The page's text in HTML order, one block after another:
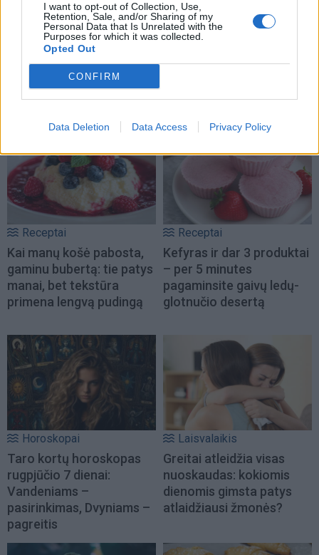
I want to opt-out of Collection, Use,
Retention, Sale, and/or Sharing of my
Personal Data that Is Unrelated with the
Purposes for which it was collected.
Opted Out
CONFIRM
Data Deletion Data Access Privacy Policy
NAUJI
Receptai
Kai manų košė pabosta,
gaminu bubertą: tie patys
manai, bet tekstūra
primena lengvą pudingą
Receptai
Kefyras ir dar 3 produktai
– per 5 minutes
pagaminsite gaivų ledų-
glotnučio desertą
Horoskopai
Taro kortų horoskopas
rugpjūčio 7 dienai:
Vandeniams –
pasirinkimas, Dvyniams –
pagreitis
Laisvalaikis
Greitai atleidžia visas
nuoskaudas: kokiomis
dienomis gimsta patys
atlaidžiausi žmonės?